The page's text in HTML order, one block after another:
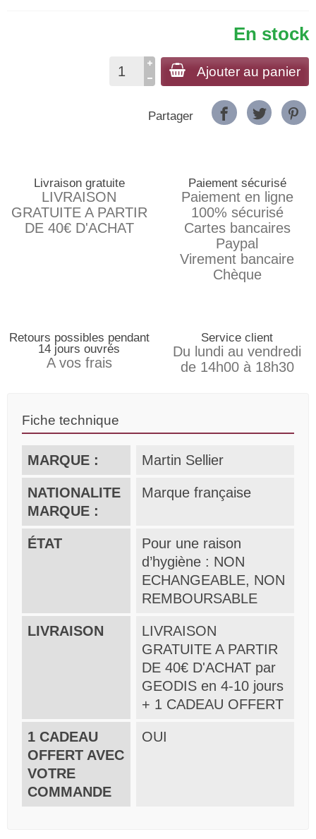
En stock
Ajouter au panier
Partager
Livraison gratuite
LIVRAISON
GRATUITE A PARTIR
DE 40€ D'ACHAT
Paiement sécurisé
Paiement en ligne
100% sécurisé
Cartes bancaires
Paypal
Virement bancaire
Chèque
Retours possibles pendant
14 jours ouvrés
A vos frais
Service client
Du lundi au vendredi
de 14h00 à 18h30
Fiche technique
MARQUE : Martin Sellier
NATIONALITE
MARQUE :
Marque française
ÉTAT
Pour une raison
d’hygiène : NON
ECHANGEABLE, NON
REMBOURSABLE
LIVRAISON
LIVRAISON
GRATUITE A PARTIR
DE 40€ D'ACHAT par
GEODIS en 4-10 jours
+ 1 CADEAU OFFERT
1 CADEAU
OFFERT AVEC
VOTRE
COMMANDE
OUI